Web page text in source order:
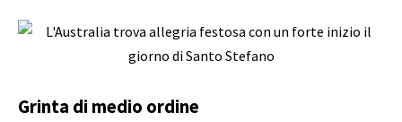
Grinta di medio ordine